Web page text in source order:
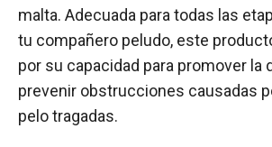
malta. Adecuada para todas las
tu compañero peludo, este
por su capacidad para promover la
prevenir obstrucciones causadas
pelo tragadas.